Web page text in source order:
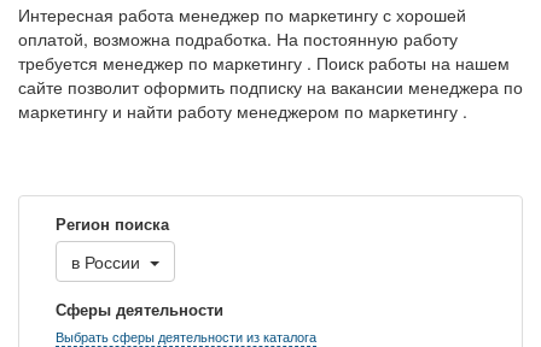
Интересная работа менеджер по маркетингу с хорошей
оплатой, возможна подработка. На постоянную работу
требуется менеджер по маркетингу . Поиск работы на нашем
сайте позволит оформить подписку на вакансии менеджера по
маркетингу и найти работу менеджером по маркетингу .
Регион поиска
в России
Сферы деятельности
Выбрать сферы деятельности из каталога